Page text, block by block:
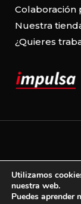
Colaboración
Nuestra
¿Quieres
Utilizamos
nuestra web.
Puedes aprender